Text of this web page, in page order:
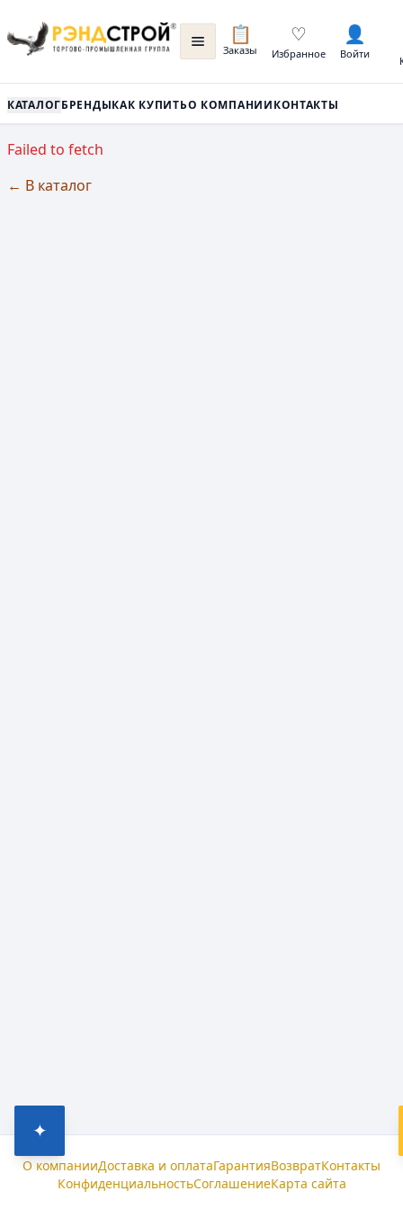
📋
Заказы
♡
Избранное
👤
Войти
КАТАЛОГБРЕНДЫКАК КУПИТЬО КОМПАНИИКОНТАКТЫ
Failed to fetch
← В каталог
✦
О компанииДоставка и оплатаГарантияВозвратКонтакты
КонфиденциальностьСоглашениеКарта сайта